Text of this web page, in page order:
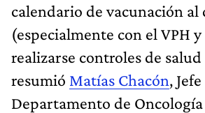
calendario de vacunación al
(especialmente con el VPH
realizarse controles de
resumió Matías Chacón,
Departamento de